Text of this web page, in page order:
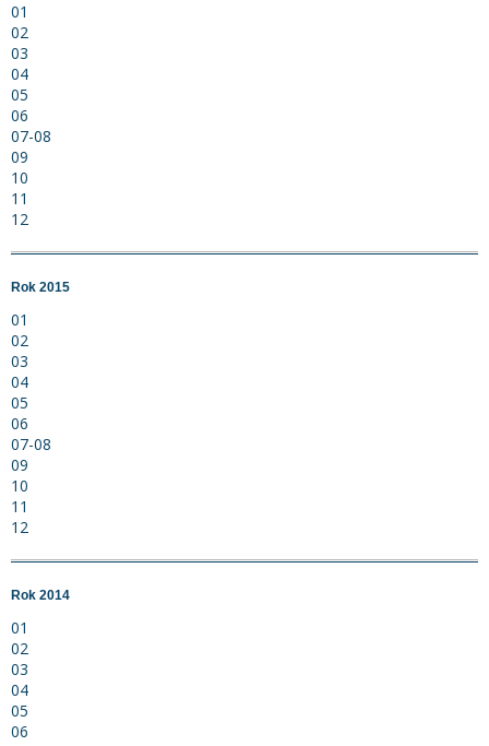
01
02
03
04
05
06
07-08
09
10
11
12
Rok 2015
01
02
03
04
05
06
07-08
09
10
11
12
Rok 2014
01
02
03
04
05
06